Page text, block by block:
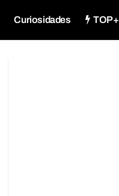
Curiosidades TOP+